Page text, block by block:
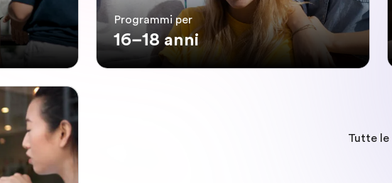
Programmi per
16–18 anni
Tutte le